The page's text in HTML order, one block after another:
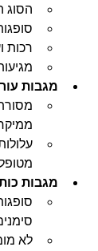
הסוג
רכות
מגבות
מגבות
לא